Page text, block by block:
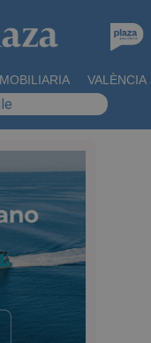
VALÈNCIA